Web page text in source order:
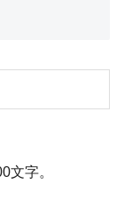
文字。